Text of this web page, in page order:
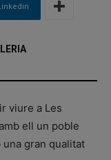
viure a Les
ell un poble
una gran qualitat